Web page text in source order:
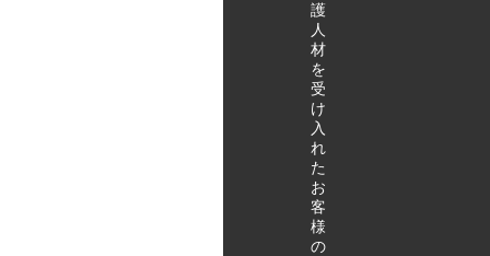
護
人
材
を
受
け
入
れ
た
お
客
様
の